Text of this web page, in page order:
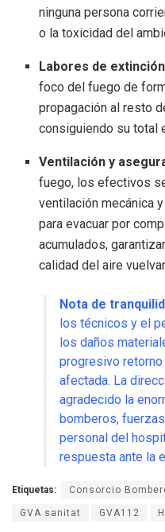
ninguna persona
o la toxicidad del
Labores de
foco del fuego de
propagación al resto
consiguiendo su total
Ventilación y
fuego, los efectivos
ventilación mecánica
para evacuar por
acumulados,
calidad del aire
Nota de
los técnicos y el
los daños
progresivo retorno
afectada. La
agradecido la
bomberos,
personal del
respuesta ante la
Etiquetas: Consorcio
GVA sanitat GVA112